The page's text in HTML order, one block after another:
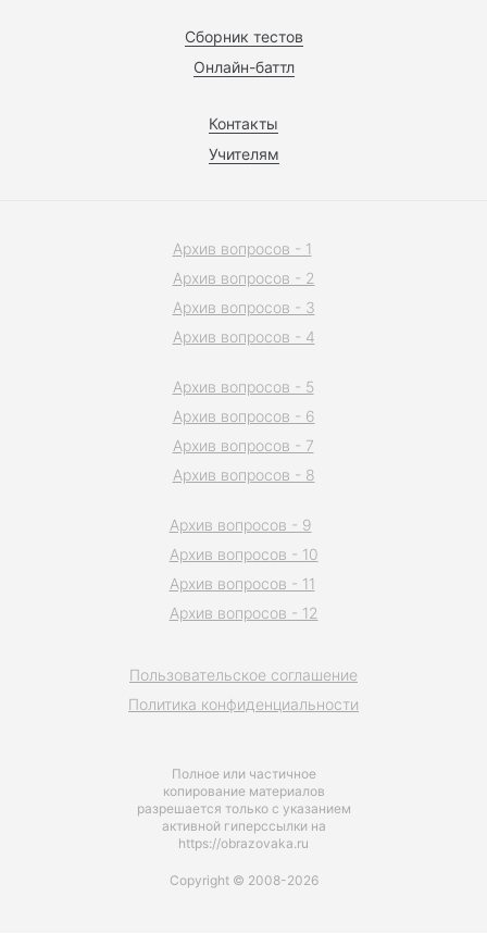
Сборник тестов
Онлайн-баттл
Контакты
Учителям
Полное или частичное
копирование материалов
разрешается только с указанием
активной гиперссылки на
https://obrazovaka.ru
Пользовательское соглашение
Политика конфиденциальности
Архив вопросов - 1
Архив вопросов - 2
Архив вопросов - 3
Архив вопросов - 4
Архив вопросов - 5
Архив вопросов - 6
Архив вопросов - 7
Архив вопросов - 8
Архив вопросов - 9
Архив вопросов - 10
Архив вопросов - 11
Архив вопросов - 12
Copyright © 2008-2026